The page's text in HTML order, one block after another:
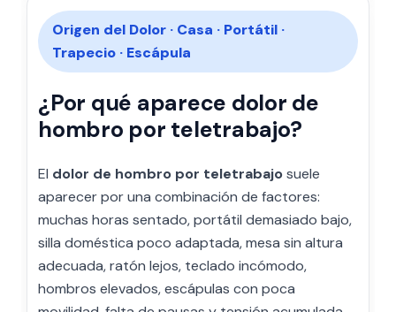
Origen del Dolor · Casa · Portátil ·
Trapecio · Escápula
¿Por qué aparece dolor de
hombro por teletrabajo?
El dolor de hombro por teletrabajosuele
aparecer por una combinación de factores:
muchas horas sentado, portátil demasiado bajo,
silla doméstica poco adaptada, mesa sin altura
adecuada, ratón lejos, teclado incómodo,
hombros elevados, escápulas con poca